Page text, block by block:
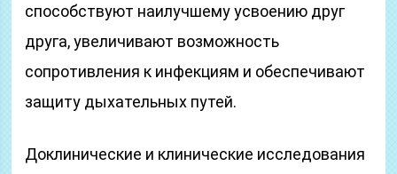
способствуют наилучшему усвоению друг
друга, увеличивают возможность
сопротивления к инфекциям и обеспечивают
защиту дыхательных путей.
Доклинические и клинические исследования